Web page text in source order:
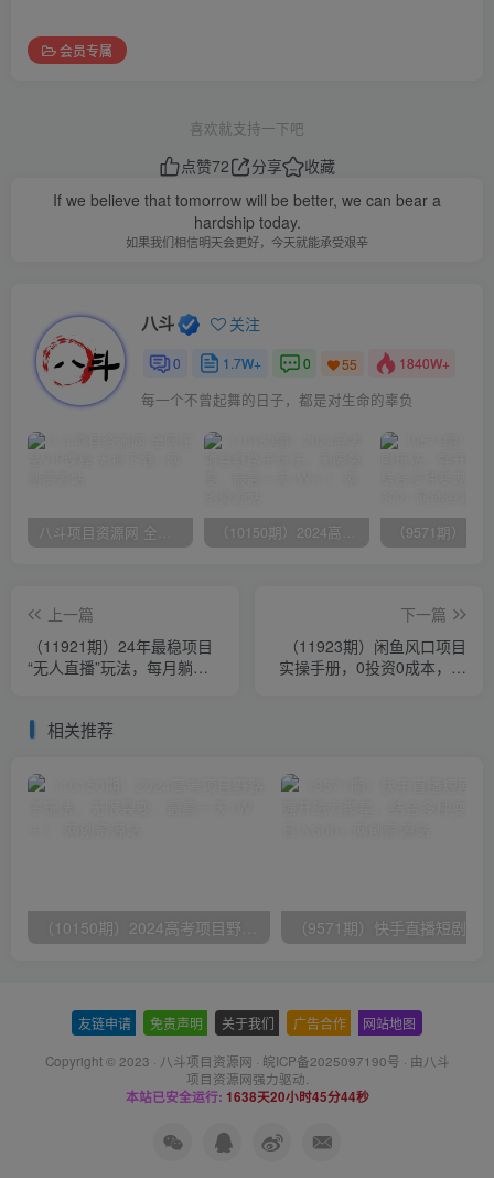
会员专属
喜欢就支持一下吧
点赞72 分享
收藏
If we believe that tomorrow will be better, we can bear a
hardship today.
如果我们相信明天会更好，今天就能承受艰辛
八斗 关注
0 1.7W+ 0 55 1840W+
每一个不曾起舞的日子，都是对生命的辜负
八斗项目资源网 全网正品VIP课程 无损下载~ （10150期）2024高考项目野路子玩法，无限裂变，最高一天1W＋！
上一篇
（11921期）24年最稳项目
“无人直播”玩法，每月躺赚
下一篇
（11923期）闲鱼风口项目
实操手册，0投资0成本，让
相关推荐
（10150期）2024高考项目野路子玩法，无限裂变，最高一天1W＋！
友链申请 免责声明 关于我们 广告合作 网站地图
Copyright © 2023 · 八斗项目资源网 · 皖ICP备2025097190号 · 由八斗
项目资源网强力驱动.
本站已安全运行: 1638天20小时45分45秒